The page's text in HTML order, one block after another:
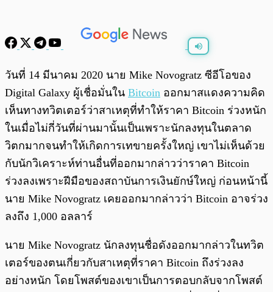
พร้อมเล่น 0:00/
วันที่ 14 มีนาคม 2020 นาย Mike Novogratz ซีอีโอของ
Digital Galaxy ผู้เชื่อมั่นใน Bitcoin ออกมาสแดงความคิด
เห็นทางทวิตเตอร์ว่าสาเหตุที่ทำให้ราคา Bitcoin ร่วงหนัก
ในเมื่อไม่กี่วันที่ผ่านมานั้นเป็นเพราะนักลงทุนในตลาด
วิตกมากจนทำให้เกิดการเทขายครั้งใหญ่ เขาไม่เห็นด้วย
กับนักวิเคราะห์ท่านอื่นที่ออกมากล่าวว่าราคา Bitcoin
ร่วงลงเพราะฝีมือของสถาบันการเงินยักษ์ใหญ่ ก่อนหน้านี้
นาย Mike Novogratz เคยออกมากล่าวว่า Bitcoin อาจร่วง
ลงถึง 1,000 อลลาร์
นาย Mike Novogratz นักลงทุนชื่อดังออกมากล่าวในทวิต
เตอร์ของตนเกี่ยวกับสาเหตุที่ราคา Bitcoin ถึงร่วงลง
อย่างหนัก โดยโพสต์ของเขาเป็นการตอบกลับจากโพสต์